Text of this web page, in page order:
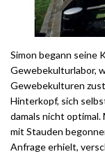
Simon begann seine
Gewebekulturlabor,
Gewebekulturen
Hinterkopf, sich
damals nicht
mit Stauden
Anfrage erhielt,